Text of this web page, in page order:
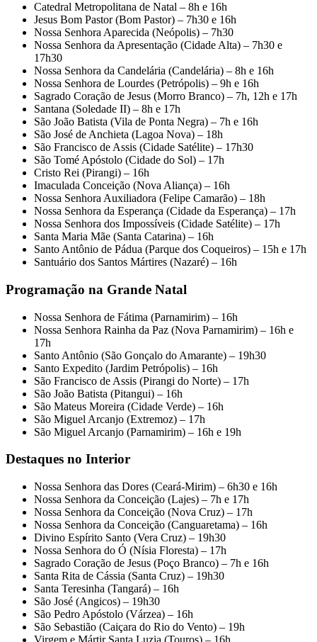
Catedral Metropolitana de Natal – 8h e 16h
Jesus Bom Pastor (Bom Pastor) – 7h30 e 16h
Nossa Senhora Aparecida (Neópolis) – 7h30
Nossa Senhora da Apresentação (Cidade Alta) – 7h30 e
17h30
Nossa Senhora da Candelária (Candelária) – 8h e 16h
Nossa Senhora de Lourdes (Petrópolis) – 9h e 16h
Sagrado Coração de Jesus (Morro Branco) – 7h, 12h e 17h
Santana (Soledade II) – 8h e 17h
São João Batista (Vila de Ponta Negra) – 7h e 16h
São José de Anchieta (Lagoa Nova) – 18h
São Francisco de Assis (Cidade Satélite) – 17h30
São Tomé Apóstolo (Cidade do Sol) – 17h
Cristo Rei (Pirangi) – 16h
Imaculada Conceição (Nova Aliança) – 16h
Nossa Senhora Auxiliadora (Felipe Camarão) – 18h
Nossa Senhora da Esperança (Cidade da Esperança) – 17h
Nossa Senhora dos Impossíveis (Cidade Satélite) – 17h
Santa Maria Mãe (Santa Catarina) – 16h
Santo Antônio de Pádua (Parque dos Coqueiros) – 15h e 17h
Santuário dos Santos Mártires (Nazaré) – 16h
Programação na Grande Natal
Nossa Senhora de Fátima (Parnamirim) – 16h
Nossa Senhora Rainha da Paz (Nova Parnamirim) – 16h e
17h
Santo Antônio (São Gonçalo do Amarante) – 19h30
Santo Expedito (Jardim Petrópolis) – 16h
São Francisco de Assis (Pirangi do Norte) – 17h
São João Batista (Pitangui) – 16h
São Mateus Moreira (Cidade Verde) – 16h
São Miguel Arcanjo (Extremoz) – 17h
São Miguel Arcanjo (Parnamirim) – 16h e 19h
Destaques no Interior
Nossa Senhora das Dores (Ceará-Mirim) – 6h30 e 16h
Nossa Senhora da Conceição (Lajes) – 7h e 17h
Nossa Senhora da Conceição (Nova Cruz) – 17h
Nossa Senhora da Conceição (Canguaretama) – 16h
Divino Espírito Santo (Vera Cruz) – 19h30
Nossa Senhora do Ó (Nísia Floresta) – 17h
Sagrado Coração de Jesus (Poço Branco) – 7h e 16h
Santa Rita de Cássia (Santa Cruz) – 19h30
Santa Teresinha (Tangará) – 16h
São José (Angicos) – 19h30
São Pedro Apóstolo (Várzea) – 16h
São Sebastião (Caiçara do Rio do Vento) – 19h